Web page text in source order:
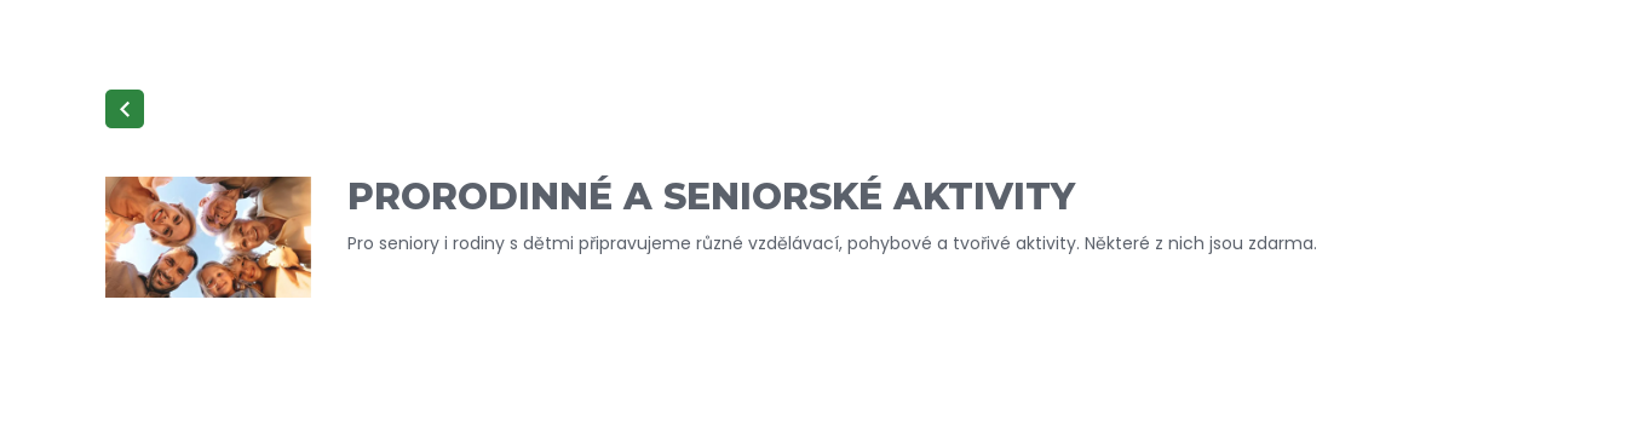
PRORODINNÉ A SENIORSKÉ AKTIVITY
Pro seniory i rodiny s dětmi připravujeme různé vzdělávací, pohybové a tvořivé aktivity. Některé z nich jsou zdarma.